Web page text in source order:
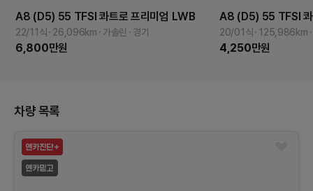
A8 (D5) 55 TFSI 콰트로 프리미엄 LWB
22/11식 26,096km 가솔린 경기
6,800만원
A8 (D5) 55 TFSI
20/01식 125,986km
4,250만원
차량 목록